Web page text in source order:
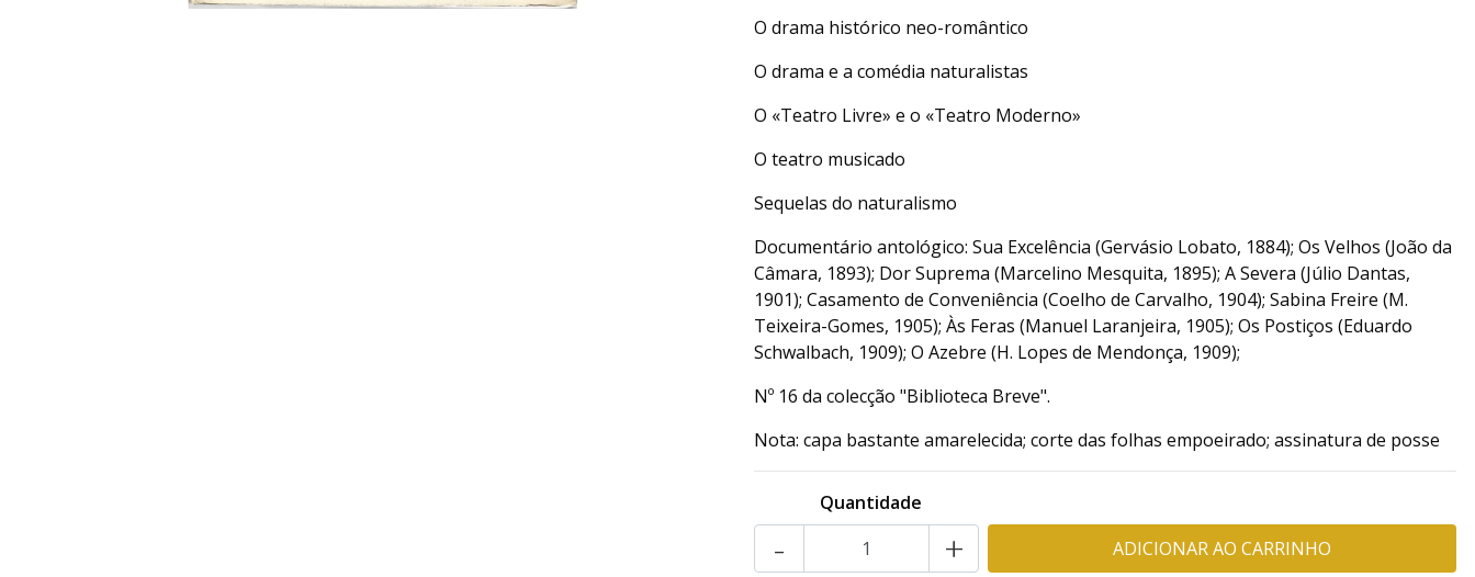
O drama histórico neo-romântico
O drama e a comédia naturalistas
O «Teatro Livre» e o «Teatro Moderno»
O teatro musicado
Sequelas do naturalismo
Documentário antológico: Sua Excelência (Gervásio Lobato, 1884); Os Velhos (João da
Câmara, 1893); Dor Suprema (Marcelino Mesquita, 1895); A Severa (Júlio Dantas,
1901); Casamento de Conveniência (Coelho de Carvalho, 1904); Sabina Freire (M.
Teixeira-Gomes, 1905); Às Feras (Manuel Laranjeira, 1905); Os Postiços (Eduardo
Schwalbach, 1909); O Azebre (H. Lopes de Mendonça, 1909);
Nº 16 da colecção "Biblioteca Breve".
Nota: capa bastante amarelecida; corte das folhas empoeirado; assinatura de posse
Quantidade
+
-